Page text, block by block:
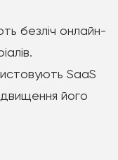
безліч онлайн-
SaaS
його